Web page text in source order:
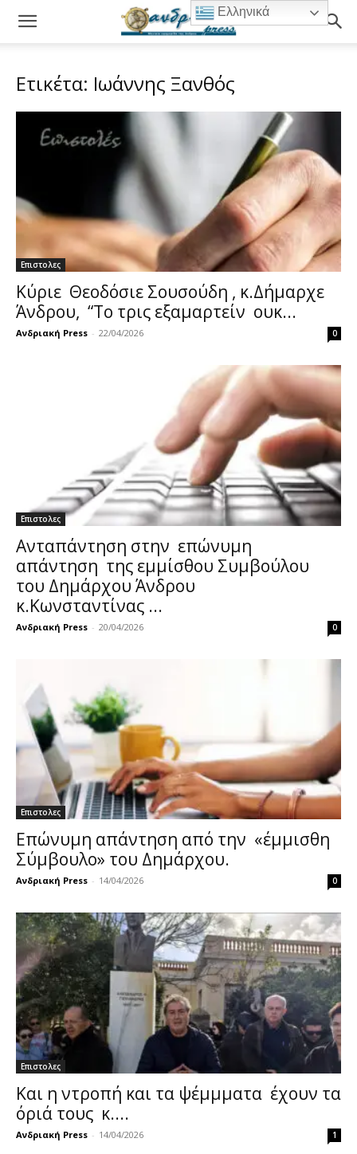
Ετικέτα: Ιωάννης Ξανθός
Επιστολες
Κύριε Θεοδόσιε Σουσούδη , κ.Δήμαρχε
Άνδρου, “Το τρις εξαμαρτείν ουκ...
Ανδριακή Press - 22/04/2026 0
Επιστολες
Ανταπάντηση στην επώνυμη
απάντηση της εμμίσθου Συμβούλου
του Δημάρχου Άνδρου
κ.Κωνσταντίνας ...
Ανδριακή Press - 20/04/2026 0
Επιστολες
Επώνυμη απάντηση από την «έμμισθη
Σύμβουλο» του Δημάρχου.
Ανδριακή Press - 14/04/2026 0
Επιστολες
Και η ντροπή και τα ψέμμματα έχουν τα
όριά τους κ....
Ανδριακή Press - 14/04/2026 1
Ελληνικά